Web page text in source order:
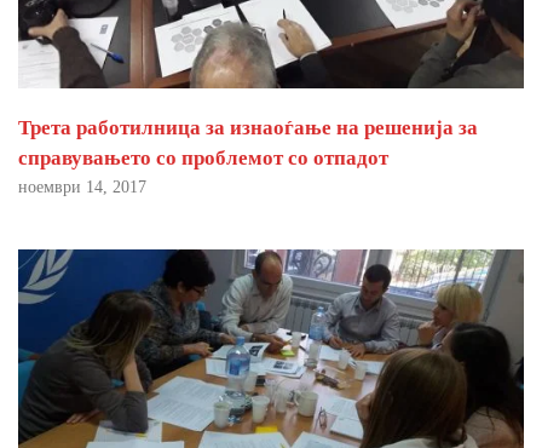
Трета работилница за изнаоѓање на решенија за
справувањето со проблемот со отпадот
ноември 14, 2017